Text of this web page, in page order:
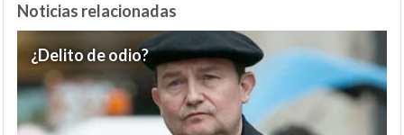
Noticias relacionadas
¿Delito de odio?